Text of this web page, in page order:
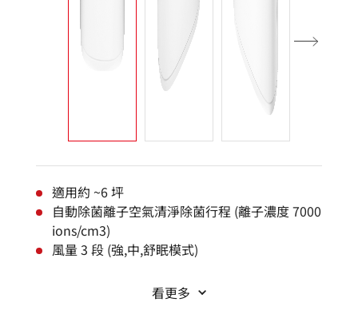
適用約 ~6 坪
自動除菌離子空氣清淨除菌行程 (離子濃度 7000
ions/cm3)
風量 3 段 (強,中,舒眠模式)
看更多